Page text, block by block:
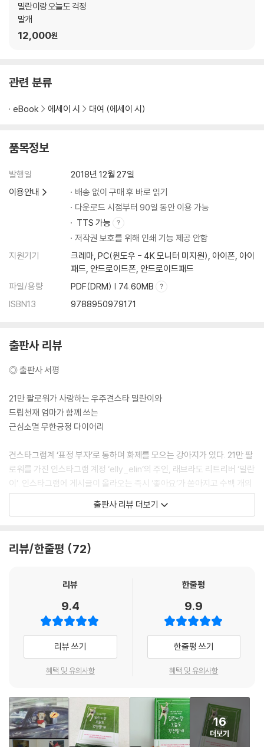
축 생일
머리가 큰 건 죄가 아니란다
누나 차 뽑았다 널 데리러 가
몽유병인가벼…
시집살이 시키는 개어머니
밀란이와 함께 배우는 개자성어-모자 편
제3장 | 밀란이랑 걱정말개
야, 이게 얼마만이냐!!
내 것도 시키라고 했냐 안 했냐
초긍정 마인드가 필요해
흥분의 도가니탕
개푸치노와 개이크
장소는 중요하지 않아… 누구와 함께 있느냐가 중요하지
나는 가끔 셀카를 찍는다
밀란이의 탈룰라 표정 관리
어르신들 수줍음이 참 많으셔
즐거운 명절
어쩐지 센치한 기분
넘버 투 호구가 생겼다
개 모녀 사기단
로또 맞게 해주려고 했더니만
인간을 믿기엔 당한 게 너무 많아
많은 걸 바라진 않아유
밀란이와 함께 배우는 개자성어-고독 편
밀란이와 함께 배우는 개자성어-전투 편
개리어우먼의 협상력
산책은 주체적으로
그럴 때 있잖아 배가 고픈 기분
래브라도 리트리버계의 슈퍼스타
제일 어이없는 게 환승이별인 거 알지
정중한 시선강탈
개인기가 안 통하는 사람도 있네;;
가슴 크기가 체력을 결정한다
마이 세컨드 하우스
밀란이랑 오늘도 걱정
말개
12,000원
관련 분류
eBook 에세이 시 대여 (에세이 시)
품목정보
발행일
2018년 12월 27일
이용안내
배송 없이 구매 후 바로 읽기
다운로드 시점부터 90일 동안 이용 가능
TTS 가능
저작권 보호를 위해 인쇄 기능 제공 안함
지원기기
크레마, PC(윈도우 - 4K 모니터 미지원), 아이폰, 아이
패드, 안드로이드폰, 안드로이드패드
파일/용량
PDF(DRM) | 74.60MB
ISBN13
9788950979171
출판사 리뷰
◎ 출판사 서평
21만 팔로워가 사랑하는 우주견스타 밀란이와
드립천재 엄마가 함께 쓰는
근심소멸 무한긍정 다이어리
견스타그램계 ‘표정 부자’로 통하며 화제를 모으는 강아지가 있다. 21만 팔
로워를 가진 인스타그램 계정 ‘elly_elin’의 주인, 래브라도 리트리버 ‘밀란
이’. 인스타그램에 게시글이 올라오는 즉시 ‘좋아요’가 쏟아지고 수백 개의
댓글이 달리는, 이른바 ‘우주견스타’다.
“니 입만 입이고 내 입은 주둥아리냐? 내꺼도 시키라고 했냐 안 했냐”
“내가 마지막으로 봤을 땐 휴지가 멀쩡했는데 이게 왜 해체되어 있고 그를
밀란이가 ‘사람보다 더 사람 같은 강아지’로 사랑을 받게 된 데는 사람 좋아
‘개드립’이 크게 한몫했다. 마치 밀란이에게 빙의라도 한 듯 유러머스하게
써내려간 독백과 해시태그는 한 번 중독된 사람이라면 결코 헤어 나올 수
없는 매력이 있다.
저자는 “밀란이가 가족들의 말을 거의 다 알아듣는다. 그래서 말은 못하지
만 대화가 되는 느낌”이라며, 그런 밀란이가 일기를 쓴다면 이럴 것이다 믿
은 밀란이의 랜선 이모?삼촌을 자처하는 팔로워들로부터 ‘밀란이 화보집’,
‘밀란이 에세이’ 출간 요청이 쇄도할 정도로 폭발적인 반응을 호응을 얻었
다.
출판사 리뷰 더보기
리뷰/한줄평 72
리뷰
9.4
리뷰 쓰기
혜택 및 유의사항
한줄평
9.9
한줄평 쓰기
혜택 및 유의사항
16
더보기